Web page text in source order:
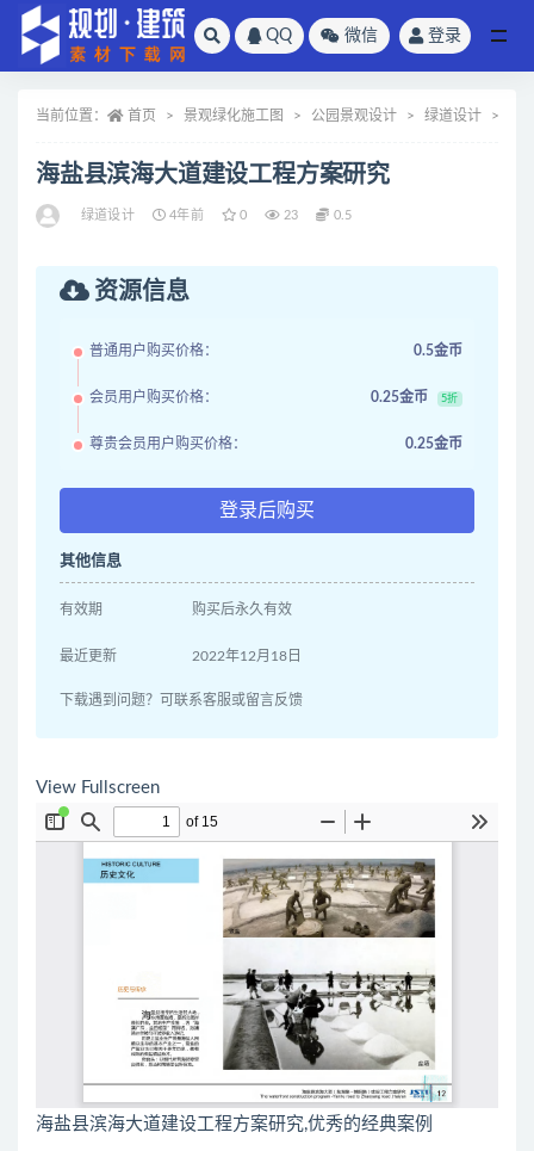
QQ 微信 登录
当前位置： 首页 景观绿化施工图 公园景观设计 绿道设计
海盐县滨海大道建设工程方案研究
绿道设计 4年前 0 23 0.5
资源信息
普通用户购买价格： 0.5金币
会员用户购买价格： 0.25金币 5折
尊贵会员用户购买价格： 0.25金币
登录后购买
其他信息
有效期 购买后永久有效
最近更新 2022年12月18日
下载遇到问题？可联系客服或留言反馈
View Fullscreen
海盐县滨海大道建设工程方案研究,优秀的经典案例
全部